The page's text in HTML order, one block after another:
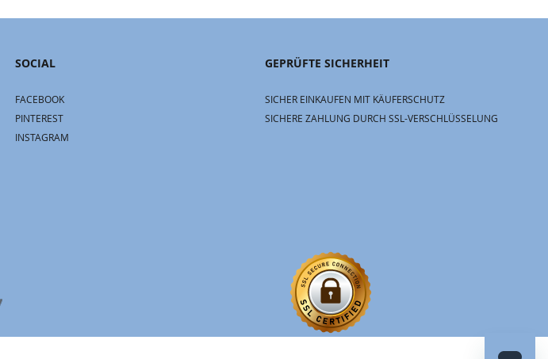
SOCIAL
FACEBOOK
PINTEREST
INSTAGRAM
GEPRÜFTE SICHERHEIT
SICHER EINKAUFEN MIT KÄUFERSCHUTZ
SICHERE ZAHLUNG DURCH SSL-VERSCHLÜSSELUNG